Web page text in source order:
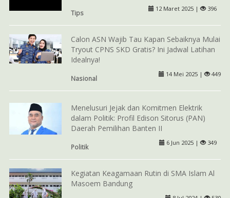
Tips
12 Maret 2025 | 396
Calon ASN Wajib Tau Kapan Sebaiknya Mulai
Tryout CPNS SKD Gratis? Ini Jadwal Latihan
Idealnya!
Nasional
14 Mei 2025 | 449
Menelusuri Jejak dan Komitmen Elektrik
dalam Politik: Profil Edison Sitorus (PAN)
Daerah Pemilihan Banten II
Politik
6 Jun 2025 | 349
Kegiatan Keagamaan Rutin di SMA Islam Al
Masoem Bandung